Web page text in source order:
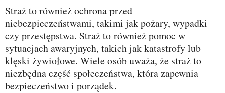
Straż to również ochrona przed
niebezpieczeństwami, takimi jak pożary, wypadki
czy przestępstwa. Straż to również pomoc w
sytuacjach awaryjnych, takich jak katastrofy lub
klęski żywiołowe. Wiele osób uważa, że straż to
niezbędna część społeczeństwa, która zapewnia
bezpieczeństwo i porządek.